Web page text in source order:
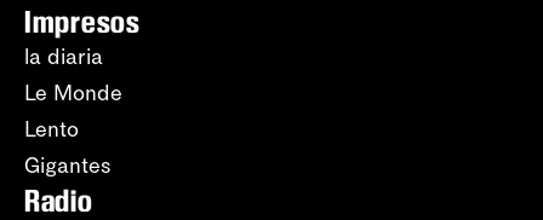
Impresos
la diaria
Le Monde
Lento
Gigantes
Radio